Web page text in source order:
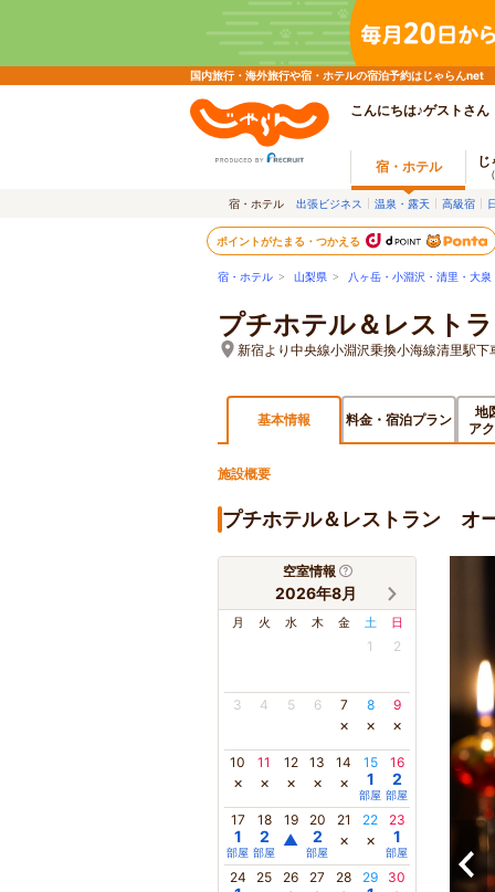
国内旅行・海外旅行や宿・ホテルの宿泊予約はじゃらんnet
こんにちは♪ゲストさん
宿・ホテル じ
宿・ホテル 出張ビジネス 温泉・露天 高級宿
ポイントがたまる・つかえる
宿・ホテル > 山梨県 > 八ヶ岳・小淵沢・清里・大泉
プチホテル＆レスト
新宿より中央線小淵沢乗換小海線清里駅下
基本情報 料金・宿泊プラン
地
ア
施設概要
プチホテル＆レストラン オ
空室情報
2026年8月
月 火 水 木 金 土 日
1 2
3 4 5 6 7
×
8
×
9
×
10
×
11
×
12
×
13
×
14
×
15
1
部屋
16
2
部屋
17
1
部屋
18
2
部屋
19
▲
20
2
部屋
21
×
22
×
23
1
部屋
24 25 26 27 28 29 30